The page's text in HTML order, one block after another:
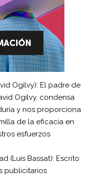
Ogilvy): El padre de
Ogilvy, condensa
y nos proporciona
de la eficacia en
esfuerzos
(Luis Bassat): Escrito
publicitarios